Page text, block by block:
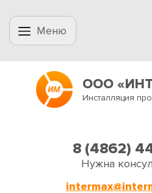
Меню
ООО
Инсталляция
8 (4862)
Нужна